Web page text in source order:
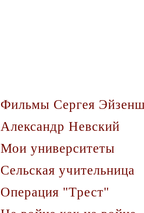
Фильмы Сергея
Александр Невский
Мои университеты
Сельская учительница
Операция "Трест"